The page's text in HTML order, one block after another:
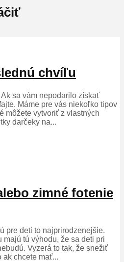
chvíľu
sa vám nepodarilo získať
Máme pre vás niekoľko tipov
môžete vytvoriť z vlastných
darčeky na...
zimné fotenie
pre deti to najprirodzenejšie.
majú tú výhodu, že sa deti pri
Vyzerá to tak, že snežiť
ak chcete mať...